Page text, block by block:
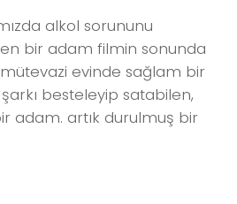
alkol sorununu
bir adam filmin sonunda
evinde sağlam bir
besteleyip satabilen,
adam. artık durulmuş bir